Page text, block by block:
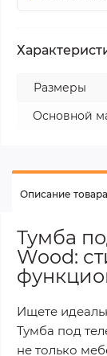
Размеры
Основной
Описание товара
Тумба
Wood:
Ищете
Тумба под
не только